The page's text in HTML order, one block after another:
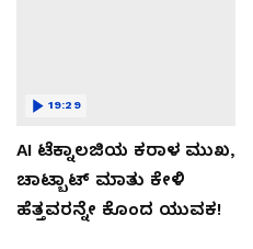
AI ಟೆಕ್ನಾಲಜಿಯ ಕರಾಳ ಮುಖ,
ಚಾಟ್ಬಾಟ್ ಮಾತು ಕೇಳಿ
ಹೆತ್ತವರನ್ನೇ ಕೊಂದ ಯುವಕ!
19:29